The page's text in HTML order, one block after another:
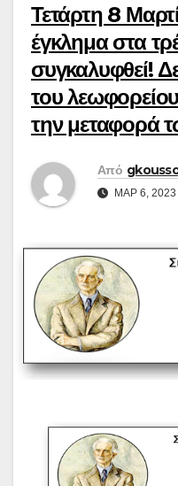
Τετάρτη 8
έγκλημα στα
συγκαλυφθεί!
του
την μεταφορά
Από
ΜΑΡ 6, 2023